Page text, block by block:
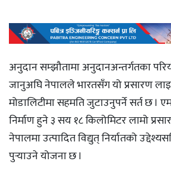
अनुदान सम्झौतामा अनुदानअन्तर्गतका
जानुअघि नेपालले भारतसँग यो प्रसारण
मोडालिटीमा सहमति जुटाउनुपर्ने सर्त छ ।
निर्माण हुने ३ सय १८ किलोमिटर लामो
नेपालमा उत्पादित विद्युत् निर्यातको
पुर्‍याउने योजना छ ।